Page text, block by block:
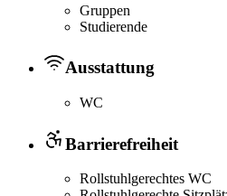
Gruppen
Studierende
Ausstattung
WC
Barrierefreiheit
Rollstuhlgerechtes WC